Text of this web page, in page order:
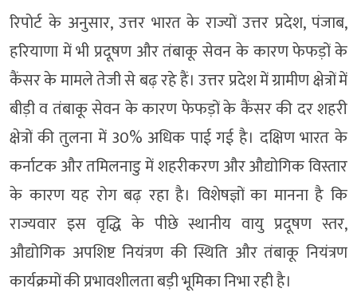
रिपोर्ट के अनुसार, उत्तर भारत के राज्यों उत्तर प्रदेश, पंजाब,
हरियाणा में भी प्रदूषण और तंबाकू सेवन के कारण फेफड़ों के
कैंसर के मामले तेजी से बढ़ रहे हैं। उत्तर प्रदेश में ग्रामीण क्षेत्रों में
बीड़ी व तंबाकू सेवन के कारण फेफड़ों के कैंसर की दर शहरी
क्षेत्रों की तुलना में 30% अधिक पाई गई है। दक्षिण भारत के
कर्नाटक और तमिलनाडु में शहरीकरण और औद्योगिक विस्तार
के कारण यह रोग बढ़ रहा है। विशेषज्ञों का मानना है कि
राज्यवार इस वृद्धि के पीछे स्थानीय वायु प्रदूषण स्तर,
औद्योगिक अपशिष्ट नियंत्रण की स्थिति और तंबाकू नियंत्रण
कार्यक्रमों की प्रभावशीलता बड़ी भूमिका निभा रही है।